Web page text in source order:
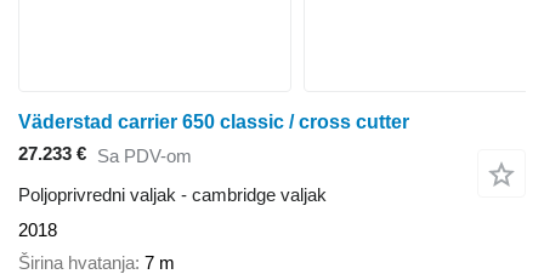
Väderstad carrier 650 classic / cross cutter
27.233 € Sa PDV-om
Poljoprivredni valjak - cambridge valjak
2018
Širina hvatanja 7 m